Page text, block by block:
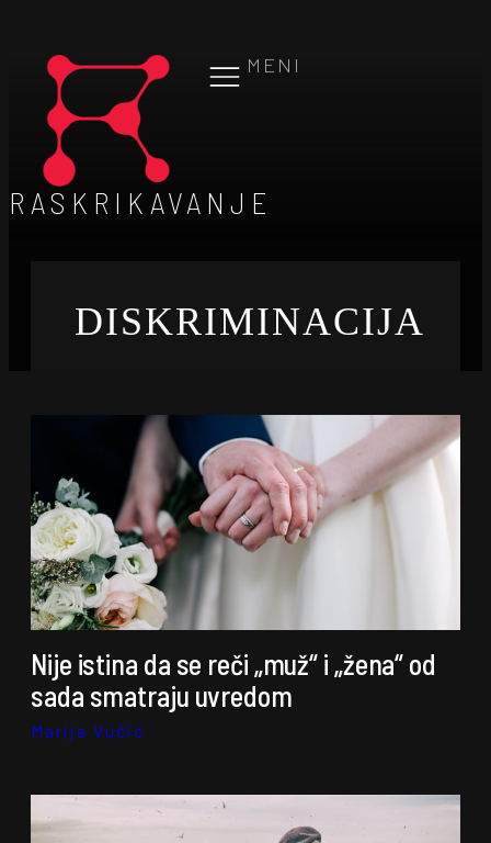
MENI
RASKRIKAVANJE
DISKRIMINACIJA
Nije istina da se reči „muž“ i „žena“ od
sada smatraju uvredom
Marija Vučić